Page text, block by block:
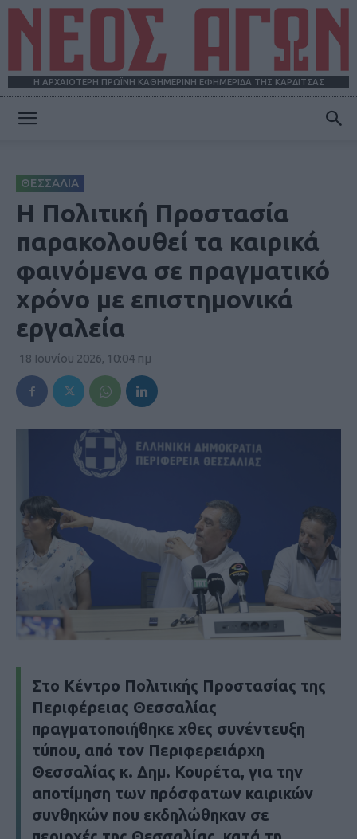
Η ΑΡΧΑΙΟΤΕΡΗ ΠΡΩΪΝΗ ΚΑΘΗΜΕΡΙΝΗ ΕΦΗΜΕΡΙΔΑ ΤΗΣ ΚΑΡΔΙΤΣΑΣ
ΘΕΣΣΑΛΙΑ
H Πολιτική Προστασία
παρακολουθεί τα καιρικά
φαινόμενα σε πραγματικό
χρόνο με επιστημονικά
εργαλεία
18 Ιουνίου 2026, 10:04 πμ
Στο Κέντρο Πολιτικής Προστασίας της
Περιφέρειας Θεσσαλίας
πραγματοποιήθηκε χθες συνέντευξη
τύπου, από τον Περιφερειάρχη
Θεσσαλίας κ. Δημ. Κουρέτα, για την
αποτίμηση των πρόσφατων καιρικών
συνθηκών που εκδηλώθηκαν σε